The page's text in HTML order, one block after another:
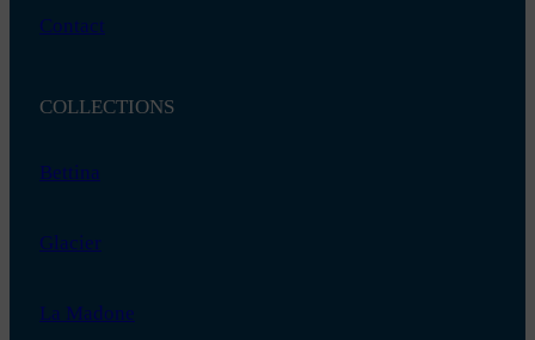
Contact
COLLECTIONS
Bettina
Glacier
La Madone